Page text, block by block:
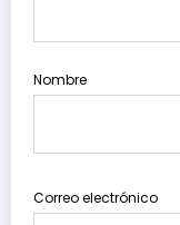
Nombre
Correo electrónico